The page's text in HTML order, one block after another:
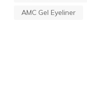
AMC Gel Eyeliner